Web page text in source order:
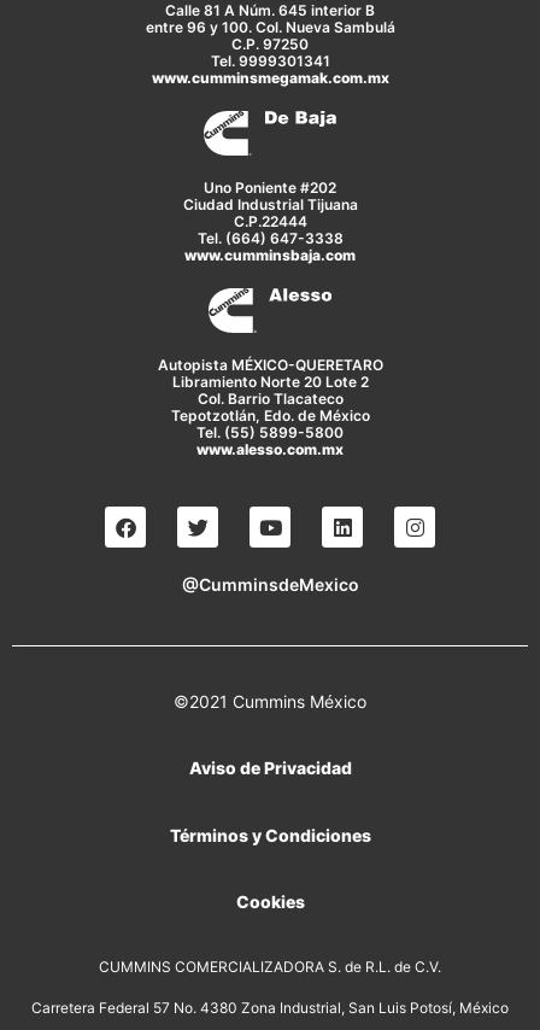
@CumminsdeMexico
Autopista MÉXICO-QUERETARO
Libramiento Norte 20 Lote 2
Col. Barrio Tlacateco
Tepotzotlán, Edo. de México
Tel. (55) 5899-5800
www.alesso.com.mx
Uno Poniente #202
Ciudad Industrial Tijuana
C.P.22444
Tel. (664) 647-3338
www.cumminsbaja.com
Calle 81 A Núm. 645 interior B
entre 96 y 100. Col. Nueva Sambulá
C.P. 97250
Tel. 9999301341
www.cumminsmegamak.com.mx
©2021 Cummins México
Aviso de Privacidad
Términos y Condiciones
Cookies
CUMMINS COMERCIALIZADORA S. de R.L. de C.V.
Carretera Federal 57 No. 4380 Zona Industrial, San Luis Potosí, México